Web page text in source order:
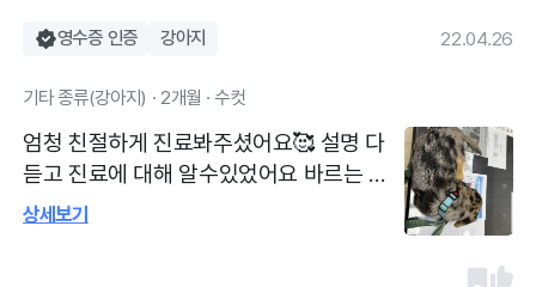
영수증 인증 강아지 22.04.26
기타 종류(강아지) · 2개월 · 수컷
엄청 친절하게 진료봐주셨어요🥰 설명 다
듣고 진료에 대해 알수있었어요 바르는 것
으로 할지 먹는것으로 할지 등 선택할 수 있
상세보기